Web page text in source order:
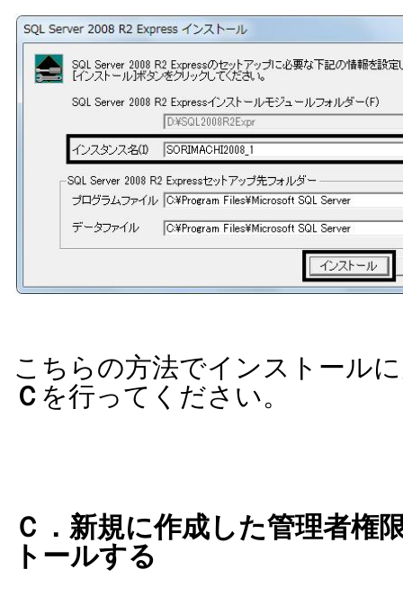
こちらの方法でインストール
Ｃ を行ってください。
Ｃ．新規に作成した管理者権
トールする